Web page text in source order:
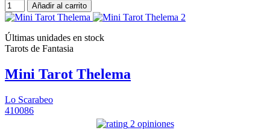
Añadir al carrito
Últimas unidades en stock
Tarots de Fantasia
Mini Tarot Thelema
Lo Scarabeo
410086
2 opiniones